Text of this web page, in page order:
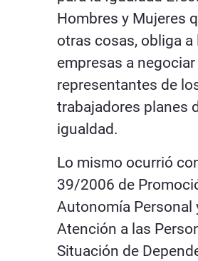
Hombres y Mujeres
otras cosas, obliga a
empresas a
representantes de
trabajadores planes
igualdad.
Lo mismo ocurrió
39/2006 de
Autonomía Personal
Atención a las
Situación de